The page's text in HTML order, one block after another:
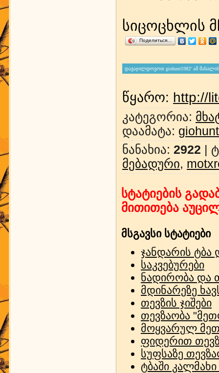
სი­ცოცხ­ლის
Поделиться…
წყარო: http://
კატეგორია:
დაამატა:
ნანახია: 2922 |
მებადური,
სტატიების
მითითება
მსგავსი სტატიები
ჯანდარის ტბა
საკვებურები
ნადირობა და
მდინარეზე
თევზის ჯიშები
თევზაობა
მოყვარულ
ფიდერით
სუფსაზე
ტბაში